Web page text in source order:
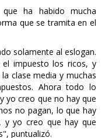
ha habido mucha
que se tramita en el
solamente al eslogan.
impuesto los ricos, y
clase media y muchas
Ahora todo lo
yo creo que no hay que
no pagan, lo que hay
y yo creo que hay que
puntualizó.